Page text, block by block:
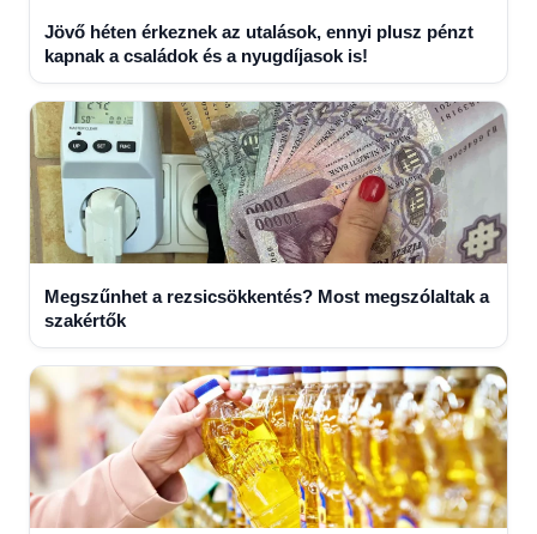
Jövő héten érkeznek az utalások, ennyi plusz pénzt
kapnak a családok és a nyugdíjasok is!
Megszűnhet a rezsicsökkentés? Most megszólaltak a
szakértők